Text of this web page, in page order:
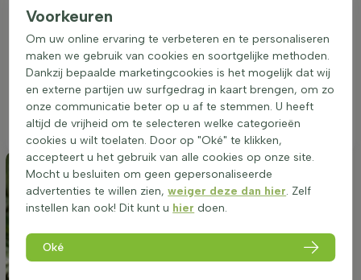
voor een gezonde groei. Hoewel de plant op alle
grondsoorten kan groeien, is het belangrijk dat de bodem
niet te nat is om wortelrot te voorkomen. Een beschutte plek
uit de wind kan bijdragen aan een rijkere bloei en een
gezondere plant. De juiste standplaats zorgt voor een betere
weerstand en een mooiere bladkleur. Deze onderhoudsarme
plant is ideaal voor gebruik in borders, groepsbeplanting of
als randbeplanting in de tuin.
Voorkeuren
Om uw online ervaring te verbeteren en te personaliseren
maken we gebruik van cookies en soortgelijke methoden.
Dankzij bepaalde marketingcookies is het mogelijk dat wij
en externe partijen uw surfgedrag in kaart brengen, om zo
onze communicatie beter op u af te stemmen. U heeft
altijd de vrijheid om te selecteren welke categorieën
cookies u wilt toelaten. Door op "Oké" te klikken,
accepteert u het gebruik van alle cookies op onze site.
Mocht u besluiten om geen gepersonaliseerde
advertenties te willen zien,weiger deze dan hier. Zelf
instellen kan ook! Dit kunt u hier doen.
Oké